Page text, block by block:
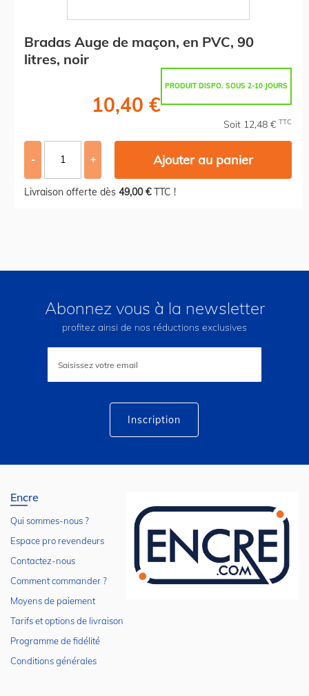
Bradas Auge de maçon, en PVC, 90
litres, noir
PRODUIT DISPO. SOUS 2-10 JOURS
10,40 €
Soit 12,48 € TTC
- + Ajouter au panier
Livraison offerte dès 49,00 €TTC !
Abonnez vous à la newsletter
profitez ainsi de nos réductions exclusives
lettre
Inscription
Encre
Qui sommes-nous ?
Espace pro revendeurs
Contactez-nous
Comment commander ?
Moyens de paiement
Tarifs et options de livraison
Programme de fidélité
Conditions générales